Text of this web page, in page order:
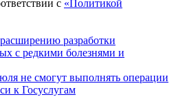
с «Политикой
разработки
с редкими болезнями и
не смогут выполнять операции
к Госуслугам